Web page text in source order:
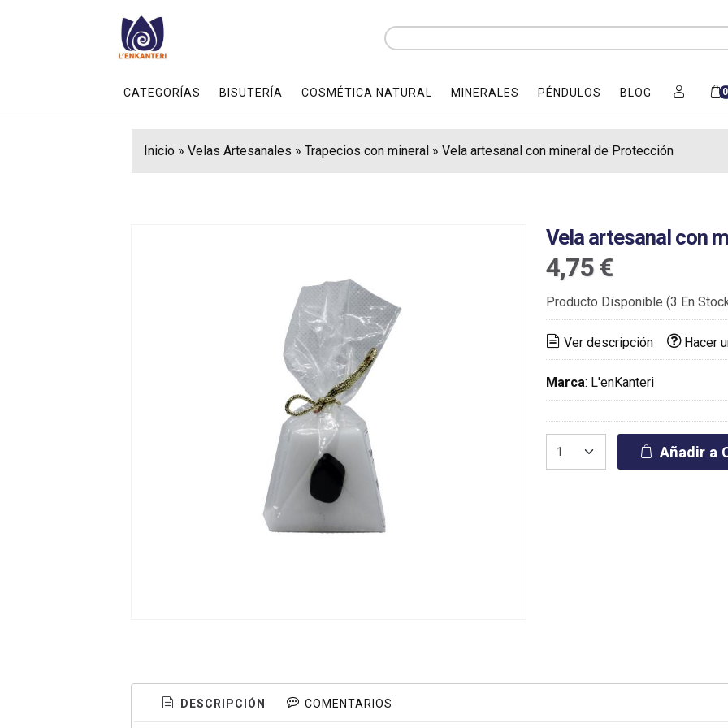
CATEGORÍAS BISUTERÍA COSMÉTICA NATURAL MINERALES PÉNDULOS BLOG 0
Inicio» Velas Artesanales » Trapecios con mineral» Vela artesanal con mineral de Protección
Vela artesanal con
4,75 €
Producto Disponible (3 En
Ver descripción Hacer
Marca: L'enKanteri
Añadir a
DESCRIPCIÓN COMENTARIOS